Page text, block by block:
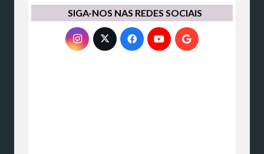
SIGA-NOS NAS REDES SOCIAIS